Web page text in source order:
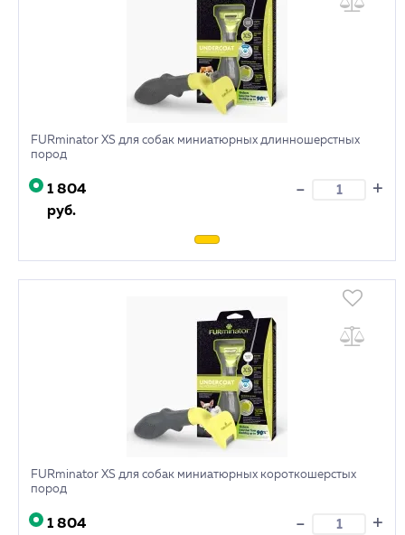
FURminator XS для собак миниатюрных длинношерстных
пород
1 804
руб.
- +
FURminator XS для собак миниатюрных короткошерстых
пород
1 804
- +